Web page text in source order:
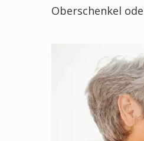
Oberschenkel